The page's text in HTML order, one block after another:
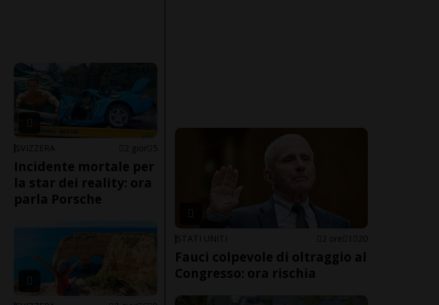
SVIZZERA 2 gior 5
Incidente mortale per
la star dei reality: ora
parla Porsche
STATI UNITI 2 ore 1 20
Fauci colpevole di oltraggio al
Congresso: ora rischia